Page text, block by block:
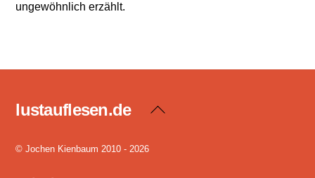
ungewöhnlich erzählt.
Back
lustauflesen.de
© Jochen Kienbaum 2010 - 2026